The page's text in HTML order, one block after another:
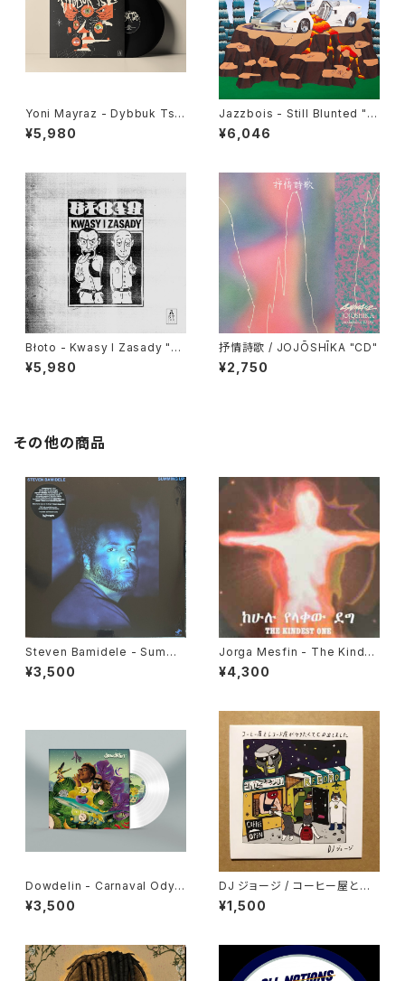
Yoni Mayraz - Dybbuk Tse!
"LP"
¥5,980
Jazzbois - Still Blunted "L
P"
¥6,046
Błoto - Kwasy I Zasady "L
P"
¥5,980
抒情詩歌 / JOJŌSHĪKA "CD"
¥2,750
その他の商品
Steven Bamidele - Summi
ng Up "LP"
¥3,500
Jorga Mesfin - The Kindes
t One "LP"
¥4,300
Dowdelin - Carnaval Odys
sey "LP"
¥3,500
DJ ジョージ / コーヒー屋とレ
コード屋がやりたくてCD出しま
した
¥1,500